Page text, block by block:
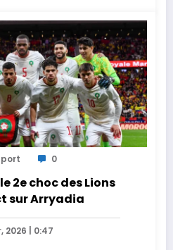
0
2e choc des Lions
sur Arryadia
2026 | 0:47